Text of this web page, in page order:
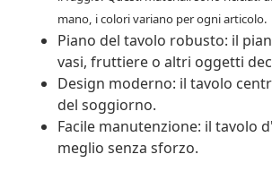
mano, i colori variano per ogni articolo.
Piano del tavolo robusto: il
vasi, fruttiere o altri oggetti
Design moderno: il tavolo
del soggiorno.
Facile manutenzione: il tavolo
meglio senza sforzo.